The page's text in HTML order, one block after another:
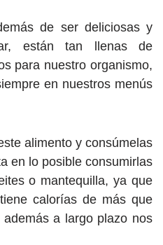
de ser deliciosas y
están tan llenas de
para nuestro organismo,
en nuestros menús
alimento y consúmelas
en lo posible consumirlas
o mantequilla, ya que
calorías de más que
a largo plazo nos